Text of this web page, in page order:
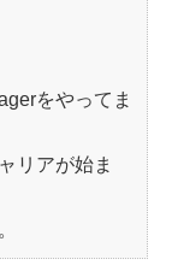
をやってま
リアが始ま